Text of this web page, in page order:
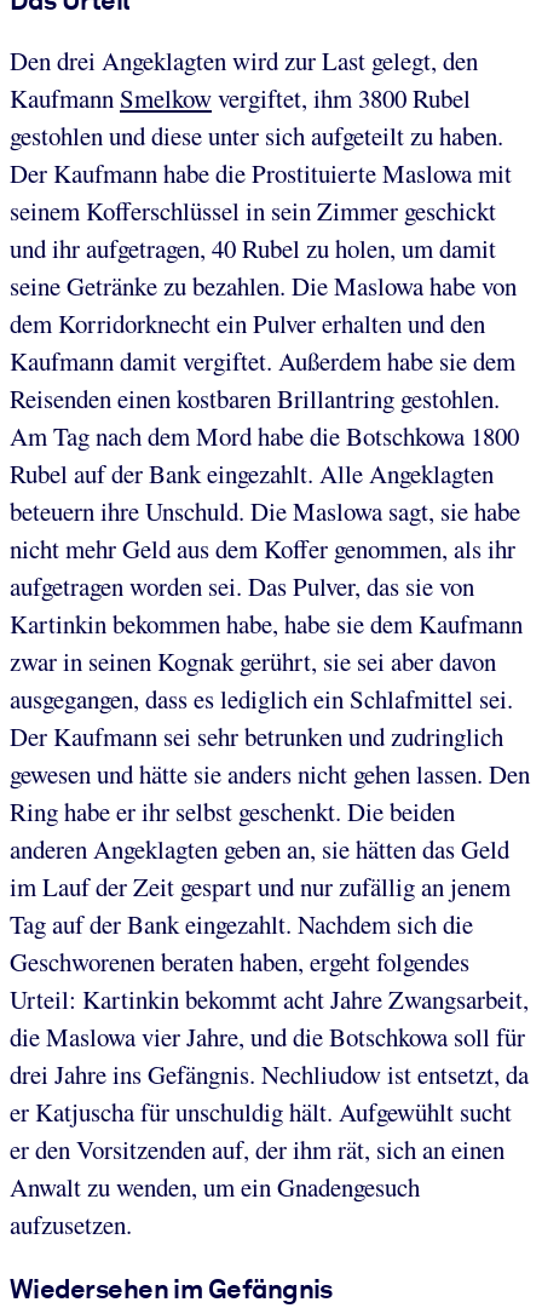
Den drei Angeklagten wird zur Last gelegt, den
Kaufmann Smelkowvergiftet, ihm 3800 Rubel
gestohlen und diese unter sich aufgeteilt zu haben.
Der Kaufmann habe die Prostituierte Maslowa mit
seinem Kofferschlüssel in sein Zimmer geschickt
und ihr aufgetragen, 40 Rubel zu holen, um damit
seine Getränke zu bezahlen. Die Maslowa habe von
dem Korridorknecht ein Pulver erhalten und den
Kaufmann damit vergiftet. Außerdem habe sie dem
Reisenden einen kostbaren Brillantring gestohlen.
Am Tag nach dem Mord habe die Botschkowa 1800
Rubel auf der Bank eingezahlt. Alle Angeklagten
beteuern ihre Unschuld. Die Maslowa sagt, sie habe
nicht mehr Geld aus dem Koffer genommen, als ihr
aufgetragen worden sei. Das Pulver, das sie von
Kartinkin bekommen habe, habe sie dem Kaufmann
zwar in seinen Kognak gerührt, sie sei aber davon
ausgegangen, dass es lediglich ein Schlafmittel sei.
Der Kaufmann sei sehr betrunken und zudringlich
gewesen und hätte sie anders nicht gehen lassen. Den
Ring habe er ihr selbst geschenkt. Die beiden
anderen Angeklagten geben an, sie hätten das Geld
im Lauf der Zeit gespart und nur zufällig an jenem
Tag auf der Bank eingezahlt. Nachdem sich die
Geschworenen beraten haben, ergeht folgendes
Urteil: Kartinkin bekommt acht Jahre Zwangsarbeit,
die Maslowa vier Jahre, und die Botschkowa soll für
drei Jahre ins Gefängnis. Nechliudow ist entsetzt, da
er Katjuscha für unschuldig hält. Aufgewühlt sucht
er den Vorsitzenden auf, der ihm rät, sich an einen
Anwalt zu wenden, um ein Gnadengesuch
aufzusetzen.
Wiedersehen im Gefängnis